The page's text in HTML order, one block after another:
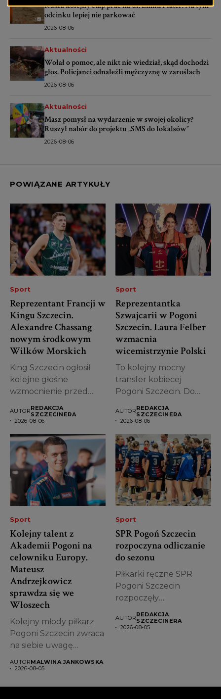
Rusza kolejny etap prac na ul. Emilii Plater. Na tym
odcinku lepiej nie parkować
2026-08-06
Aktualności
Wołał o pomoc, ale nikt nie wiedział, skąd dochodzi
głos. Policjanci odnaleźli mężczyznę w zaroślach
2026-08-06
Aktualności
Masz pomysł na wydarzenie w swojej okolicy?
Ruszył nabór do projektu „SMS do lokalsów”
2026-08-06
POWIĄZANE ARTYKUŁY
Sport
Reprezentant Francji w
Kingu Szczecin.
Alexandre Chassang
nowym środkowym
Wilków Morskich
King Szczecin ogłosił
kolejne głośne
wzmocnienie przed
zespołu dołączył...
AUTORREDAKCJA
SZCZECINERA
2026-08-06
Sport
Reprezentantka
Szwajcarii w Pogoni
Szczecin. Laura Felber
wzmacnia
wicemistrzynie Polski
To kolejny mocny
transfer kobiecej
Pogoni Szczecin. Do
Felber,...
AUTORREDAKCJA
SZCZECINERA
2026-08-06
Sport
Kolejny talent z
Akademii Pogoni na
celowniku Europy.
Mateusz
Andrzejkowicz
sprawdza się we
Włoszech
Kolejny młody piłkarz
Pogoni Szczecin zwraca
na siebie uwagę
Mateusz...
AUTORMALWINA JANKOWSKA
2026-08-05
Sport
SPR Pogoń Szczecin
rozpoczyna odliczanie
do sezonu
Piłkarki ręczne SPR
Pogoni Szczecin
rozpoczęły
sezonu 2026/2027 Ligi
AUTORREDAKCJA
SZCZECINERA
2026-08-05